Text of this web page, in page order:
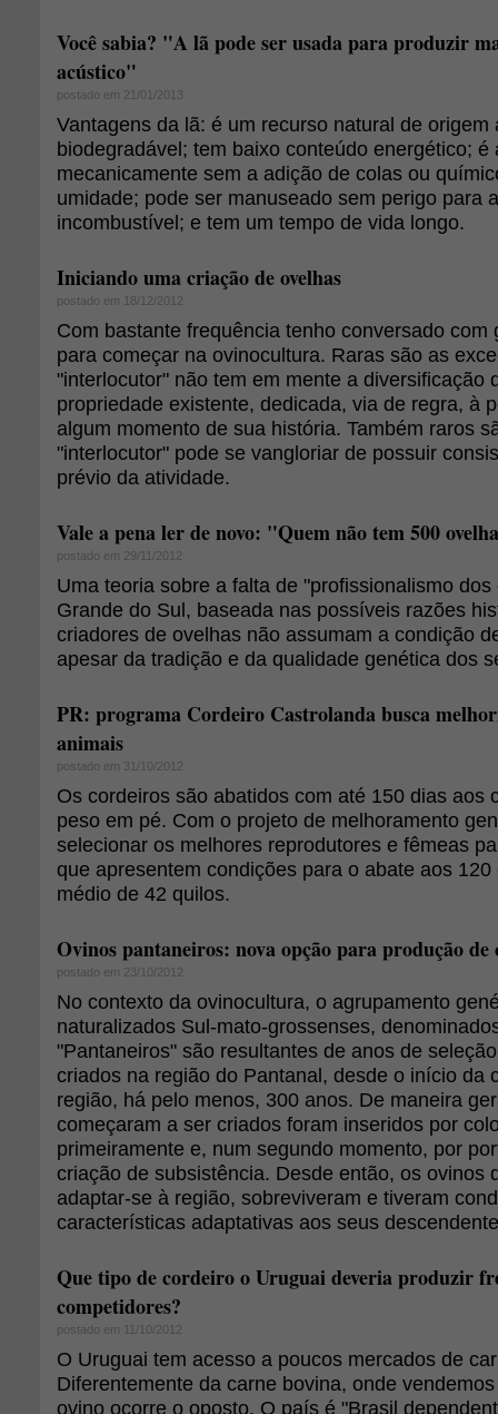
Você sabia? "A lã pode ser usada para produzir
acústico"
postado em 21/01/2013
Vantagens da lã: é um recurso natural de origem
biodegradável; tem baixo conteúdo energético; é
mecanicamente sem a adição de colas ou
umidade; pode ser manuseado sem perigo para
incombustível; e tem um tempo de vida longo.
Iniciando uma criação de ovelhas
postado em 18/12/2012
Com bastante frequência tenho conversado com
para começar na ovinocultura. Raras são as
"interlocutor" não tem em mente a diversificação
propriedade existente, dedicada, via de regra, à
algum momento de sua história. Também raros
"interlocutor" pode se vangloriar de possuir
prévio da atividade.
Vale a pena ler de novo: "Quem não tem 500
postado em 29/11/2012
Uma teoria sobre a falta de "profissionalismo
Grande do Sul, baseada nas possíveis razões
criadores de ovelhas não assumam a condição
apesar da tradição e da qualidade genética dos
PR: programa Cordeiro Castrolanda busca
animais
postado em 31/10/2012
Os cordeiros são abatidos com até 150 dias aos
peso em pé. Com o projeto de melhoramento
selecionar os melhores reprodutores e fêmeas
que apresentem condições para o abate aos
médio de 42 quilos.
Ovinos pantaneiros: nova opção para produção de
postado em 23/10/2012
No contexto da ovinocultura, o agrupamento
naturalizados Sul-mato-grossenses,
"Pantaneiros" são resultantes de anos de
criados na região do Pantanal, desde o início da
região, há pelo menos, 300 anos. De maneira
começaram a ser criados foram inseridos por
primeiramente e, num segundo momento, por
criação de subsistência. Desde então, os ovinos
adaptar-se à região, sobreviveram e tiveram
características adaptativas aos seus
Que tipo de cordeiro o Uruguai deveria produzir
competidores?
postado em 11/10/2012
O Uruguai tem acesso a poucos mercados de
Diferentemente da carne bovina, onde
ovino ocorre o oposto. O país é "Brasil